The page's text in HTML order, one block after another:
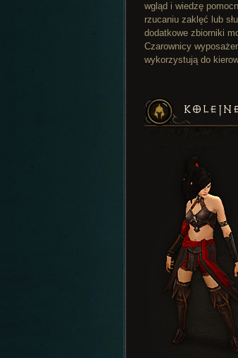
wgląd i wiedzę
rzucaniu zaklęć lub
dodatkowe zbiorniki
Czarownicy
wykorzystują do